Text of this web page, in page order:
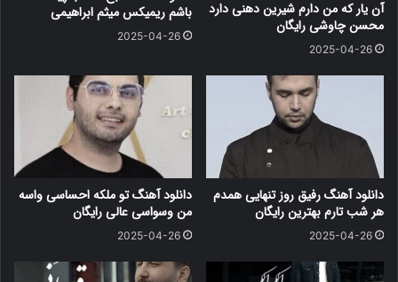
آن یار که من دارم شیرین دهنی دارد
محسن چاوشی رایگان
2025-04-26
باشم ریمیکس میثم ابراهیمی
2025-04-26
دانلود آهنگ رفیق روز تنهایی همدم
هر شب تارم بهترین رایگان
2025-04-26
دانلود آهنگ تو ملکه احساسی واسه
من وسواسی عالی رایگان
2025-04-26